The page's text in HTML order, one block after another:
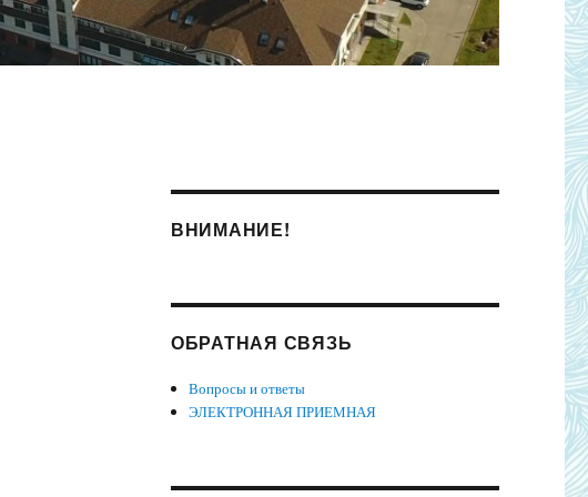
ВНИМАНИЕ!
ОБРАТНАЯ СВЯЗЬ
Вопросы и ответы
ЭЛЕКТРОННАЯ ПРИЕМНАЯ